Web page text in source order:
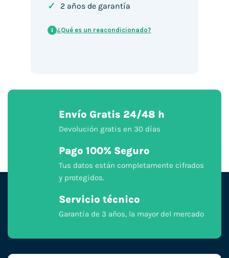
✓ 2 años de garantía
i ¿Qué es un reacondicionado?
Envío Gratis 24/48 h
Devolución gratis en 30 días
Pago 100% Seguro
Tus datos están completamente cifrados
y protegidos.
Servicio técnico
Garantía de 3 años, la mayor del mercado